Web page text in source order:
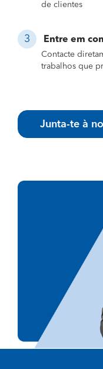
de clientes
Entre em
Contacte
trabalhos que
Junta-te à